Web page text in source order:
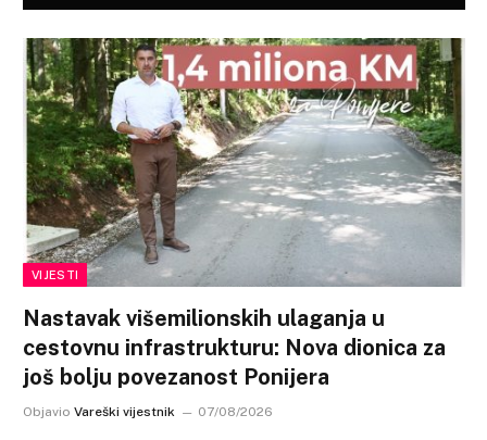
VIJESTI
Nastavak višemilionskih ulaganja u
cestovnu infrastrukturu: Nova dionica za
još bolju povezanost Ponijera
Objavio Vareški vijestnik 07/08/2026